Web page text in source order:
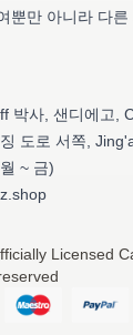
뿐만 아니라 다
박사, 샌디에고,
도로 서쪽,
~ 금)
Licensed